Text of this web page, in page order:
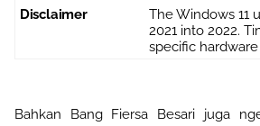
Disclaimer
The Windows 11
2021 into 2022.
specific
Bahkan Bang Fiersa Besari juga